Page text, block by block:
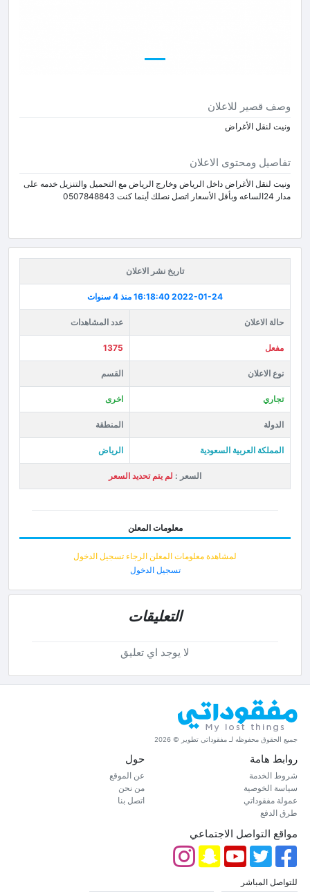
وصف قصير للاعلان
ونيت لنقل الأغراض
تفاصيل ومحتوى الاعلان
ونيت لنقل الأغراض داخل الرياض وخارج الرياض مع التحميل والتنزيل خدمه على
مدار 24الساعه وبأقل الأسعار اتصل نصلك أينما كنت 0507848843
تاريخ نشر الاعلان
2022-01-24 16:18:40 منذ 4 سنوات
حالة الاعلان عدد المشاهدات
مفعل 1375
نوع الاعلان القسم
تجاري اخرى
الدولة المنطقة
المملكة العربية السعودية الرياض
السعر : لم يتم تحديد السعر
معلومات المعلن
لمشاهدة معلومات المعلن الرجاء تسجيل الدخول
تسجيل الدخول
التعليقات
لا يوجد اي تعليق
جميع الحقوق محفوظه لـ مفقوداتي تطوير © 2026
روابط هامة
شروط الخدمة
سياسة الخوصية
عمولة مفقوداتي
طرق الدفع
حول
عن الموقع
من نحن
اتصل بنا
مواقع التواصل الاجتماعي
للتواصل المباشر